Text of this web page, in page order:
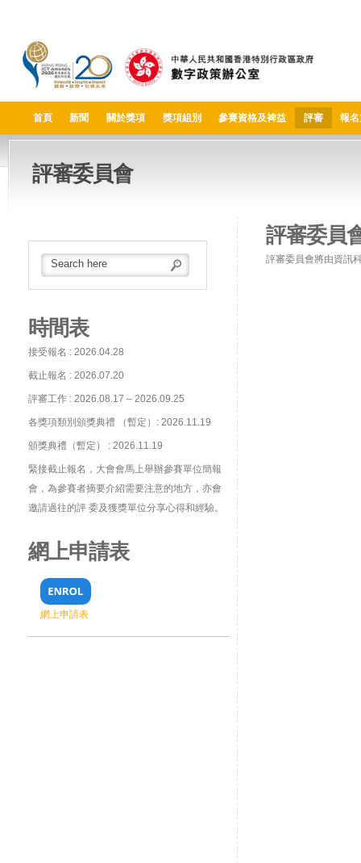
首頁 新聞 關於獎項 獎項組別 參賽資格及裨益 評審 報
評審委員會
時間表
接受報名 : 2026.04.28
截止報名 : 2026.07.20
評審工作 : 2026.08.17 – 2026.09.25
各獎項類別頒獎典禮 （暫定）: 2026.11.19
頒獎典禮（暫定） : 2026.11.19
緊接截止報名，大會會馬上舉辦參賽單位簡報
會，為參賽者摘要介紹需要注意的地方，亦會
邀請過往的評 委及獲獎單位分享心得和經驗。
網上申請表
網上申請表
評審委員
評審委員會將由資訊